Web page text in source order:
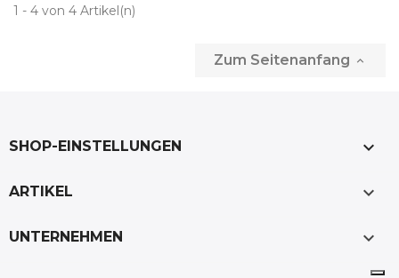
1 - 4 von 4 Artikel(n)
Zum Seitenanfang 
SHOP-EINSTELLUNGEN keyboard_arrow_down
ARTIKEL 
UNTERNEHMEN 